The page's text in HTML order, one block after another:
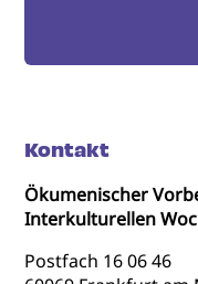
Kontakt
Ökumenischer
Interkulturellen
Postfach 16 06 46